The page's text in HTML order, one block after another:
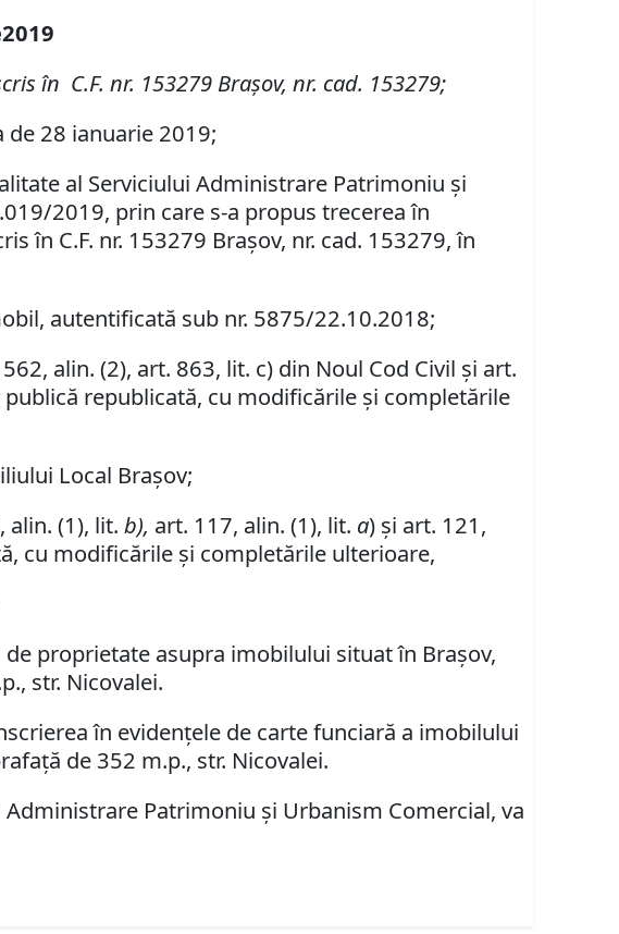
în C.F.nr. 153279 Braşov, nr. cad. 153279;
28 ianuarie 2019;
al Serviciului Administrare Patrimoniu şi
2019, prin care s-a propustrecerea în
în C.F. nr. 153279 Braşov, nr. cad. 153279, în
autentificată sub nr. 5875/22.10.2018;
alin. (2), art. 863, lit. c) din Noul Cod Civil şi art.
republicată, cu modificările şi completările
Local Braşov;
alin. (1), lit.b), art. 117, alin. (1), lit. a) şi art. 121,
cu modificările şi completările ulterioare,
proprietate asupra imobilului situat în Braşov,
str. Nicovalei.
în evidenţele de carte funciară a imobilului
de 352 m.p., str. Nicovalei.
Patrimoniu şi Urbanism Comercial, va